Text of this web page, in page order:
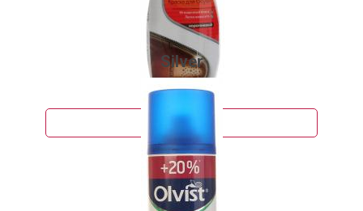
Silver
263 руб.
Подробнее